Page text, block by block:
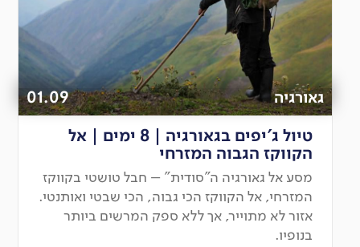
גאורגיה 01.09
טיול ג'יפים בגאורגיה | 8 ימים | אל
הקווקז הגבוה המזרחי
מסע אל גאורגיה ה"סודית" – חבל טושטי בקווקז
המזרחי, אל הקווקז הכי גבוה, הכי שבטי ואותנטי.
אזור לא מתוייר, אך ללא ספק המרשים ביותר
בנופיו.